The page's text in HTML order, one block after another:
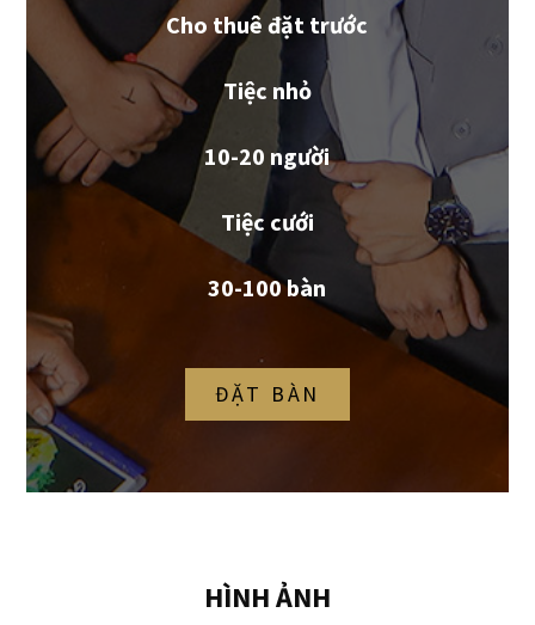
Cho thuê đặt trước
Tiệc nhỏ
10-20 người
Tiệc cưới
30-100 bàn
ĐẶT BÀN
HÌNH ẢNH